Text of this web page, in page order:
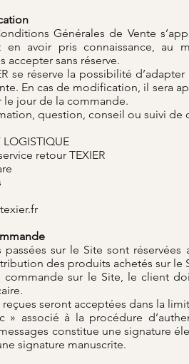
Générales de Vente
en avoir pris connaissance, au
accepter sans réserve.
se réserve la possibilité
En cas de modification, il sera
le jour de la commande.
question, conseil ou suivi
retour TEXIER
passées sur le Site sont
des produits achetés sur
commande sur le Site, le client
seront acceptées dans la
» associé à la procédure
constitue une signature
signature manuscrite.